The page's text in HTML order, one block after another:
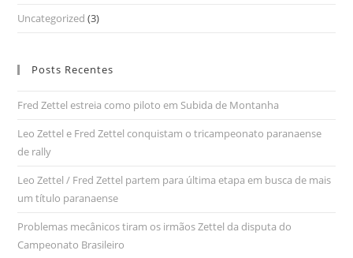
Uncategorized (3)
Posts Recentes
Fred Zettel estreia como piloto em Subida de Montanha
Leo Zettel e Fred Zettel conquistam o tricampeonato paranaense
de rally
Leo Zettel / Fred Zettel partem para última etapa em busca de mais
um título paranaense
Problemas mecânicos tiram os irmãos Zettel da disputa do
Campeonato Brasileiro